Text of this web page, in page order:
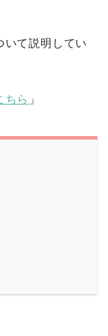
いて説明してい
ちら 」